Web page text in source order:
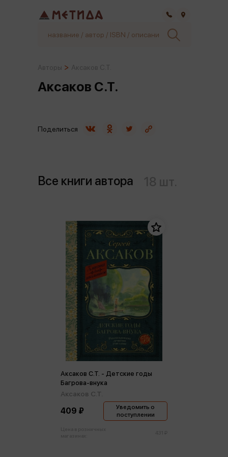
Аксаков С.Т.
Все книги автора
Поделиться
Аксаков С.Т. - Детские годы
Багрова-внука
Аксаков С.Т.
409 ₽
Уведомить о
поступлении